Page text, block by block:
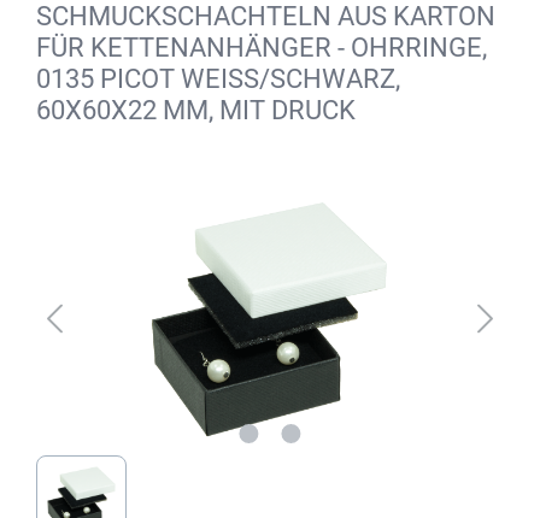
SCHMUCKSCHACHTELN AUS KARTON
FÜR KETTENANHÄNGER - OHRRINGE,
0135 PICOT WEISS/SCHWARZ,
60X60X22 MM, MIT DRUCK